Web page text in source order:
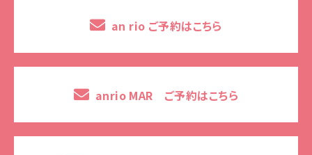
an rio ご予約はこちら
anrio MAR ご予約はこちら